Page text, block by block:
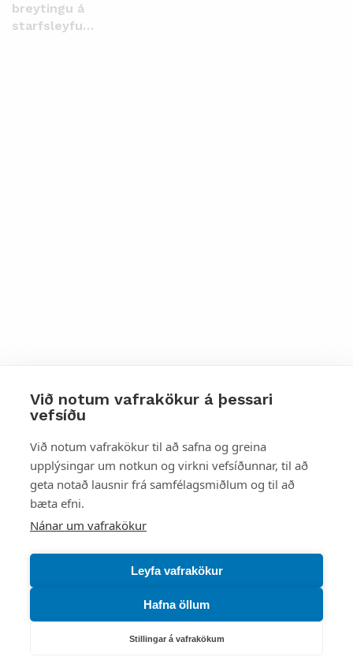
Við notum vafrakökur á þessari
vefsíðu
Við notum vafrakökur til að safna og greina
upplýsingar um notkun og virkni vefsíðunnar, til að
geta notað lausnir frá samfélagsmiðlum og til að
bæta efni.
Nánar um vafrakökur
Leyfa vafrakökur
Hafna öllum
Stillingar á vafrakökum
breytingu á
starfsleyfum
Styttu þér leið
Mest skoðað
Starfsstöðvar
Náttúruverndarstofnun
Veiðimál, friðlýst svæði, landvarsla og náttúruvernd